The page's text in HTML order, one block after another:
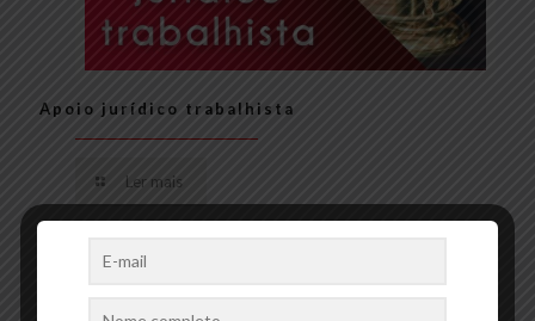
Apoio jurídico trabalhista
Ler mais
Deixe um comentário